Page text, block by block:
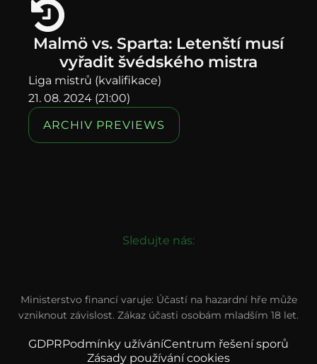
Malmö vs. Sparta: Letenští musí
vyřadit švédského mistra
Liga mistrů (kvalifikace)
21. 08. 2024 (21:00)
ARCHIV PREVIEWS
Sledujte nás:
Ministerstvo financí varuje: Účastí na hazardní hře může
vzniknout závislost. Zákaz účasti osobám mladším 18 let.
GDPRPodmínky užíváníCentrum řešení sporů
Zásady používání cookies